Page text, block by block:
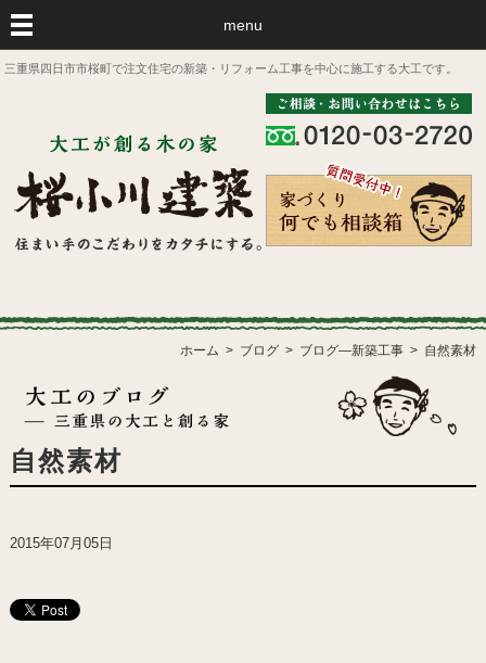
menu
三重県四日市市桜町で注文住宅の新築・リフォーム工事を中心に施工する大工です。
ホーム ブログ ブログ―新築工事 自然素材
自然素材
2015年07月05日